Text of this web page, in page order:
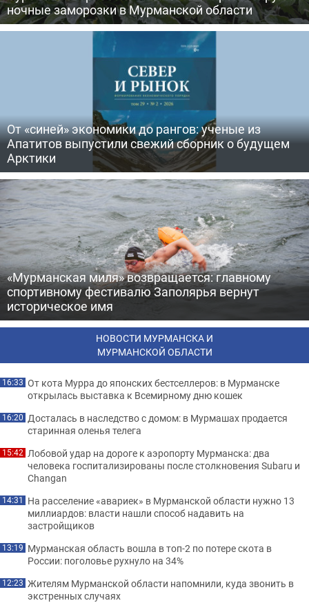
ночные заморозки в Мурманской области
От «синей» экономики до рангов: ученые из
Апатитов выпустили свежий сборник о будущем
Арктики
«Мурманская миля» возвращается: главному
спортивному фестивалю Заполярья вернут
историческое имя
НОВОСТИ МУРМАНСКА И
МУРМАНСКОЙ ОБЛАСТИ
16:33 От кота Мурра до японских бестселлеров: в Мурманске
открылась выставка к Всемирному дню кошек
16:20 Досталась в наследство с домом: в Мурмашах продается
старинная оленья телега
15:42 Лобовой удар на дороге к аэропорту Мурманска: два
человека госпитализированы после столкновения Subaru и
Changan
14:31 На расселение «авариек» в Мурманской области нужно 13
миллиардов: власти нашли способ надавить на
застройщиков
13:19 Мурманская область вошла в топ-2 по потере скота в
России: поголовье рухнуло на 34%
12:23 Жителям Мурманской области напомнили, куда звонить в
экстренных случаях